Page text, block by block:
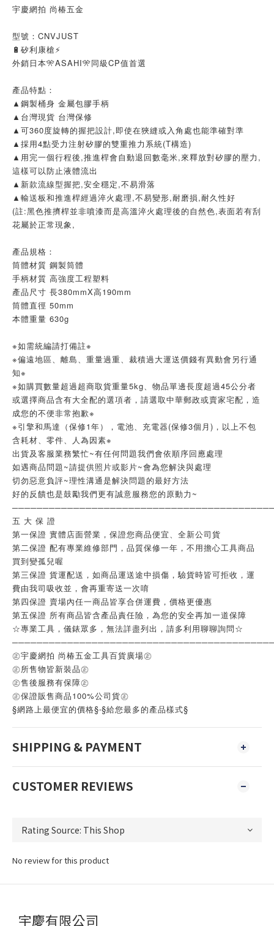
宇慶網拍 尚椿五金
型號：CNVJUST
🔋矽利康槍⚡
外銷日本🎌ASAHI🎌同級CP值首選
產品特點：
▲鋼製桶身 金屬包膠手柄
▲台灣現貨 台灣保修
▲可360度旋轉的握把設計,即使在狹縫或入角處也能準確對準
▲採用4點受力注射矽膠的雙重推力系統(T構造)
▲用完一個行程後,推進桿會自動退回數毫米,來釋放對矽膠的壓力,
這樣可以防止液體流出
▲新款流線型握把,安全穩定,不易滑落
▲輸送板和推進桿經過淬火處理,不易變形,耐磨損,耐久性好
(註:黑色推擠桿並非噴漆而是高溫淬火處理後的自然色,表面若有刮
花屬於正常現象,
產品規格：
筒體材質 鋼製筒體
手柄材質 高強度工程塑料
產品尺寸 長380mmX高190mm
筒體直徑 50mm
本體重量 630g
※如需統編請打備註※
※偏遠地區、離島、重量過重、裁積過大運送價錢有異動會另行通
知※
※如購買數量超過超商取貨重量5kg、物品單邊長度超過45公分者
或選擇商品含有大全配的選項者，請選取中華郵政或賣家宅配，造
成您的不便非常抱歉※
※引擎和馬達（保修1年），電池、充電器(保修3個月)，以上不包
含耗材、零件、人為因素※
出貨及客服業務繁忙~有任何問題我們會依順序回應處理
如遇商品問題~請提供照片或影片~會為您解決與處理
切勿惡意負評~理性溝通是解決問題的最好方法
好的反饋也是鼓勵我們更有誠意服務您的原動力~
五 大 保 證
第一保證 實體店面營業，保證您商品便宜、全新公司貨
第二保證 配有專業維修部門，品質保修一年，不用擔心工具商品
買到變孤兒喔
第三保證 貨運配送，如商品運送途中損傷，驗貨時皆可拒收，運
費由我司吸收並，會再重寄送一次唷
第四保證 賣場內任一商品皆享合併運費，價格更優惠
第五保證 所有商品皆含產品責任險，為您的安全再加一道保障
☆專業工具，儀錶眾多，無法詳盡列出，請多利用聊聊詢問☆
㊣宇慶網拍 尚椿五金工具百貨廣場㊣
㊣所售物皆新裝品㊣
㊣售後服務有保障㊣
㊣保證販售商品100%公司貨㊣
§網路上最便宜的價格§‧§給您最多的產品樣式§
SHIPPING & PAYMENT
CUSTOMER REVIEWS
No review for this product
宇慶有限公司